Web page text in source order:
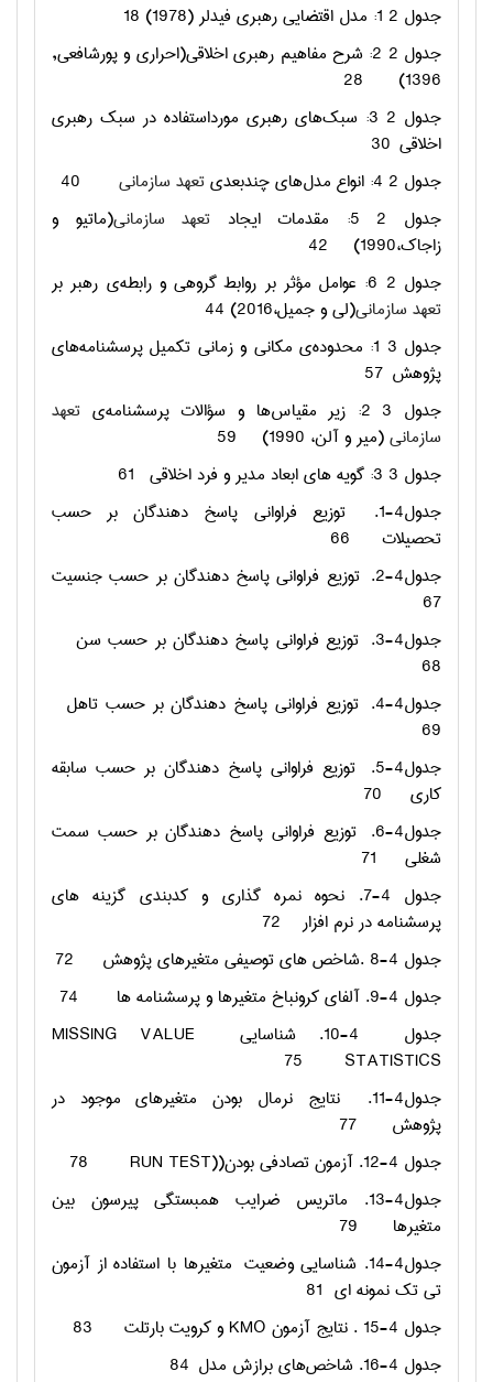
جدول ‏2 1: مدل اقتضایی رهبری فیدلر (1978)
18
جدول ‏2 2: شرح مفاهیم رهبری اخلاقی(احراري و پورشافعي,
1396)
28
جدول ‏2 3: سبک‌های رهبری مورداستفاده در سبک رهبری
اخلاقی 30
جدول ‏2 4: انواع مدل‌های چندبعدی
تعهد سازمانی
40
جدول ‏2 5: مقدمات ایجاد
تعهد سازمانی(ماتیو و
زاجاک،1990)
42
جدول ‏2 6: عوامل مؤثر بر روابط گروهی و رابطه‌ی رهبر بر
تعهد سازمانی(لی و جمیل،2016)
44
جدول ‏3 1: محدوده‌ی مکانی و زمانی تکمیل پرسشنامه‌های
پژوهش 57
جدول ‏3 2: زیر مقیاس‌ها و سؤالات پرسشنامه‌ی
تعهد
سازمانی(میر و آلن، 1990)
59
جدول ‏3 3: گویه های ابعاد مدیر و فرد اخلاقی
61
جدول4-1.
توزیع فراوانی پاسخ دهندگان بر حسب
تحصیلات
66
جدول4-2.
توزیع فراوانی پاسخ دهندگان بر حسب جنسیت
67
جدول4-3.
توزیع فراوانی پاسخ دهندگان بر حسب سن
68
جدول4-4.
توزیع فراوانی پاسخ دهندگان بر حسب تاهل
69
جدول4-5.
توزیع فراوانی پاسخ دهندگان بر حسب سابقه
کاری
70
جدول4-6.
توزیع فراوانی پاسخ دهندگان بر حسب سمت
شغلی
71
جدول 4-7. نحوه نمره گذاری و کدبندی گزینه های
پرسشنامه در نرم افزار
72
جدول 4-8 .شاخص های توصیفی متغیرهای پژوهش
72
جدول 4-9. آلفاي كرونباخ متغيرها و پرسشنامه ها
74
جدول
4-10. شناسايي
MISSING VALUE
STATISTICS
75
جدول4-11.
نتایج نرمال بودن متغیرهای موجود در
پژوهش
77
جدول 4-12. آزمون تصادفی بودن(
RUN TEST)
78
جدول4-13. ماتریس ضرایب همبستگی پیرسون بین
متغیرها
79
جدول4-14. شناسایی وضعيت
متغیرها با استفاده از آزمون
تي تك نمونه اي 81
جدول 4-15 . نتایج آزمون
KMO و کرویت بارتلت
83
جدول 4-16. شاخص‌های برازش مدل
84